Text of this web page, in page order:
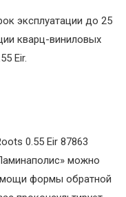
эксплуатации до 25
кварц-виниловых
Eir.
0.55 Eir 87863
можно
формы обратной